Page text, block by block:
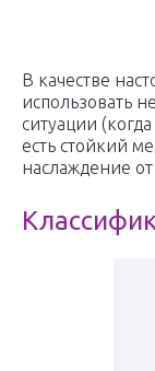
В качестве
использовать
ситуации
есть стойкий
наслаждение